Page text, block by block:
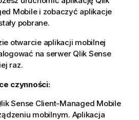
Mobilei zobaczyć aplikacje
pobrane.
otwarcie aplikacji mobilnej
na serwer Qlik Sense
raz.
czynności:
Sense Client-Managed Mobile
mobilnym. Aplikacja